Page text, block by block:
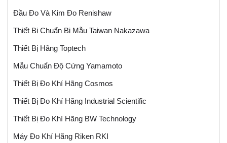
Đầu Đo Và Kim Đo Renishaw
Thiết Bị Chuẩn Bị Mẫu Taiwan Nakazawa
Thiết Bị Hãng Toptech
Mẫu Chuẩn Độ Cứng Yamamoto
Thiết Bị Đo Khí Hãng Cosmos
Thiết Bị Đo Khí Hãng Industrial Scientific
Thiết Bị Đo Khí Hãng BW Technology
Máy Đo Khí Hãng Riken RKI